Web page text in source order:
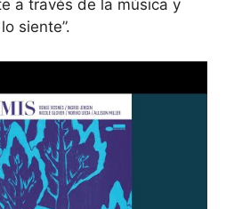
a través de la música y
siente”.